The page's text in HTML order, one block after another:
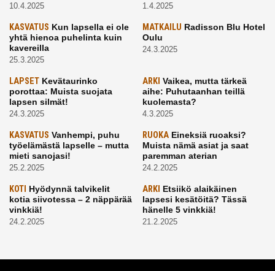
10.4.2025 1.4.2025
KASVATUS Kun lapsella ei ole
yhtä hienoa puhelinta kuin
kavereilla
25.3.2025
MATKAILU Radisson Blu Hotel
Oulu
24.3.2025
LAPSET Kevätaurinko
porottaa: Muista suojata
lapsen silmät!
24.3.2025
ARKI Vaikea, mutta tärkeä
aihe: Puhutaanhan teillä
kuolemasta?
4.3.2025
KASVATUS Vanhempi, puhu
työelämästä lapselle – mutta
mieti sanojasi!
25.2.2025
RUOKAEineksiä ruoaksi?
Muista nämä asiat ja saat
paremman aterian
24.2.2025
KOTI Hyödynnä talvikelit
kotia siivotessa – 2 näppärää
vinkkiä!
24.2.2025
ARKI Etsiikö alaikäinen
lapsesi kesätöitä? Tässä
hänelle 5 vinkkiä!
21.2.2025